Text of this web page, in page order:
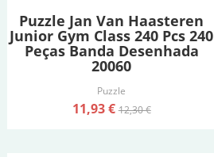
Puzzle Jan Van Haasteren
Junior Gym Class 240 Pcs 240
Peças Banda Desenhada
20060
Puzzle
11,93 €12,30 €